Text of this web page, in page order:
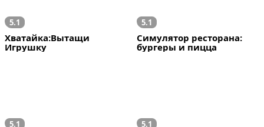
5.1
Хватайка:Вытащи
Игрушку
5.1
Симулятор ресторана:
бургеры и пицца
5.1 5.1